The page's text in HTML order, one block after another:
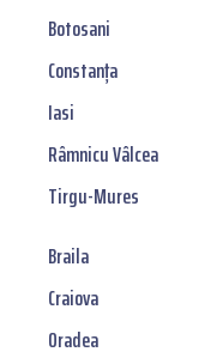
Botosani
Constanța
Iasi
Râmnicu Vâlcea
Tirgu-Mures
Braila
Craiova
Oradea